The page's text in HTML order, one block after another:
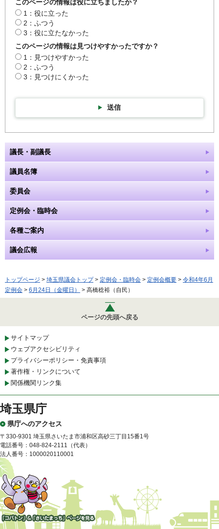
このページの情報は役に立ちましたか？
1：役に立った
2：ふつう
3：役に立たなかった
このページの情報は見つけやすかったですか？
1：見つけやすかった
2：ふつう
3：見つけにくかった
送信
議長・副議長
議員名簿
委員会
定例会・臨時会
各種ご案内
議会広報
トップページ > 埼玉県議会トップ> 定例会・臨時会 > 定例会概要 > 令和4年6月
定例会 > 6月24日（金曜日） > 高橋稔裕（自民）
ページの先頭へ戻る
サイトマップ
ウェブアクセシビリティ
プライバシーポリシー・免責事項
著作権・リンクについて
関係機関リンク集
埼玉県庁
県庁へのアクセス
〒330-9301 埼玉県さいたま市浦和区高砂三丁目15番1号
電話番号：048-824-2111（代表）
法人番号：1000020110001
「コバトン」&「さいたまっ